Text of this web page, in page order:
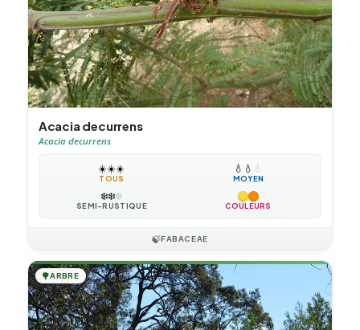
Acacia decurrens
Acacia decurrens
☀️☀️☀️
TOUS
💧 💧 💧
MOYEN
❄️❄️❄️
SEMI-RUSTIQUE COULEURS
🍃FABACEAE
🌳ARBRE